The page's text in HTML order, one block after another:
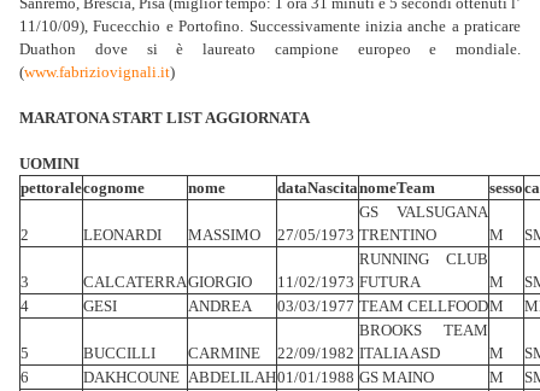
11/10/09), Fucecchio e Portofino. Successivamente inizia anche a praticare
Duathon dove si è laureato campione europeo e mondiale.
(www.fabriziovignali.it)
MARATONA START LIST AGGIORNATA
UOMINI
pettoralecognome nome dataNascitanomeTeam sesso
2 LEONARDI MASSIMO 27/05/1973
GS VALSUGANA
TRENTINO
M
3 CALCATERRAGIORGIO 11/02/1973
RUNNING CLUB
FUTURA
M
4
GESI ANDREA 03/03/1977 TEAM CELLFOODM
5 BUCCILLI CARMINE 22/09/1982
BROOKS TEAM
ITALIA ASD
M
6
DAKHCOUNE ABDELILAH01/01/1988 GS MAINO M